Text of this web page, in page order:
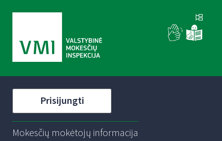
Prisijungti
Mokesčių mokėtojų informacija